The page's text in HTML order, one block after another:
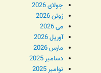
جولای 2026
ژوئن 2026
می 2026
آوریل 2026
مارس 2026
دسامبر 2025
نوامبر 2025